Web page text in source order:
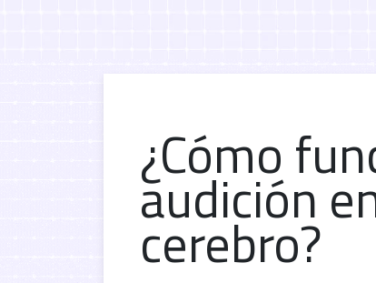
¿Cómo
audición
cerebro?